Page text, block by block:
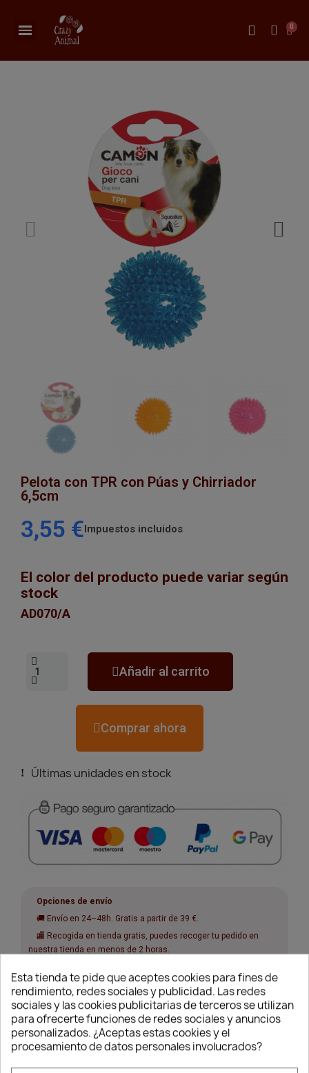
Pelota con TPR con Púas y Chirriador
6,5cm
3,55 € Impuestos incluidos
El color del producto puede variar según
stock
AD070/A
Añadir al carrito
Comprar ahora
Últimas unidades en stock
Opciones de envío
🚚 Envío en 24–48h. Gratis a partir de 39 €.
🏬 Recogida en tienda gratis, puedes recoger tu pedido en
nuestra tienda en menos de 2 horas.
Síguenos...
Descripción del Producto
Esta tienda te pide que aceptes cookies para fines de
rendimiento, redes sociales y publicidad. Las redes
sociales y las cookies publicitarias de terceros se utilizan
para ofrecerte funciones de redes sociales y anuncios
personalizados. ¿Aceptas estas cookies y el
procesamiento de datos personales involucrados?